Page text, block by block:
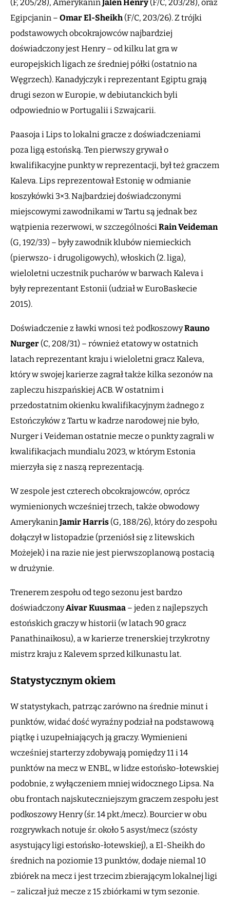
(F, 205/28), Amerykanin Jalen Henry (F/C, 203/28), oraz
Egipcjanin – Omar El-Sheikh (F/C, 203/26). Z trójki
podstawowych obcokrajowców najbardziej
doświadczony jest Henry – od kilku lat gra w
europejskich ligach ze średniej półki (ostatnio na
Węgrzech). Kanadyjczyk i reprezentant Egiptu grają
drugi sezon w Europie, w debiutanckich byli
odpowiednio w Portugalii i Szwajcarii.
Paasoja i Lips to lokalni gracze z doświadczeniami
poza ligą estońską. Ten pierwszy grywał o
kwalifikacyjne punkty w reprezentacji, był też graczem
Kaleva. Lips reprezentował Estonię w odmianie
koszykówki 3×3. Najbardziej doświadczonymi
miejscowymi zawodnikami w Tartu są jednak bez
wątpienia rezerwowi, w szczególnościRain Veideman
(G, 192/33) – były zawodnik klubów niemieckich
(pierwszo- i drugoligowych), włoskich (2. liga),
wieloletni uczestnik pucharów w barwach Kaleva i
były reprezentant Estonii (udział w EuroBaskecie
2015).
Doświadczenie z ławki wnosi też podkoszowyRauno
Nurger (C, 208/31) – również etatowy w ostatnich
latach reprezentant kraju i wieloletni gracz Kaleva,
który w swojej karierze zagrał także kilka sezonów na
zapleczu hiszpańskiej ACB. W ostatnim i
przedostatnim okienku kwalifikacyjnym żadnego z
Estończyków z Tartu w kadrze narodowej nie było,
Nurger i Veideman ostatnie mecze o punkty zagrali w
kwalifikacjach mundialu 2023, w którym Estonia
mierzyła się z naszą reprezentacją.
W zespole jest czterech obcokrajowców, oprócz
wymienionych wcześniej trzech, także obwodowy
AmerykaninJamirHarris (G, 188/26), który do zespołu
dołączył w listopadzie (przeniósł się z litewskich
Możejek) i na razie nie jest pierwszoplanową postacią
w drużynie.
Trenerem zespołu od tego sezonu jest bardzo
doświadczonyAivarKuusmaa – jeden z najlepszych
estońskich graczy w historii (w latach 90 gracz
Panathinaikosu), a w karierze trenerskiej trzykrotny
mistrz kraju z Kalevem sprzed kilkunastu lat.
Statystycznym okiem
W statystykach, patrząc zarówno na średnie minut i
punktów, widać dość wyraźny podział na podstawową
piątkę i uzupełniających ją graczy. Wymienieni
wcześniej starterzy zdobywają pomiędzy 11 i 14
punktów na mecz w ENBL, w lidze estońsko-łotewskiej
podobnie, z wyłączeniem mniej widocznego Lipsa. Na
obu frontach najskuteczniejszym graczem zespołu jest
podkoszowy Henry (śr. 14 pkt./mecz). Bourcier w obu
rozgrywkach notuje śr. około 5 asyst/mecz (szósty
asystujący ligi estońsko-łotewskiej), a El-Sheikh do
średnich na poziomie 13 punktów, dodaje niemal 10
zbiórek na mecz i jest trzecim zbierającym lokalnej ligi
– zaliczał już mecze z 15 zbiórkami w tym sezonie.